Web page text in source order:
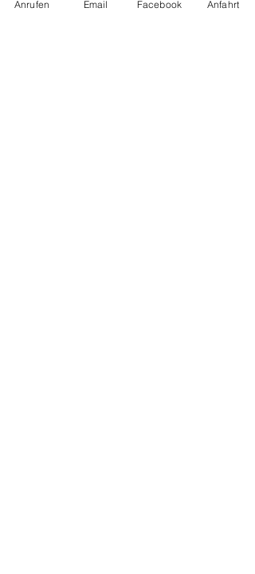
Anrufen Email Facebook Anfahrt